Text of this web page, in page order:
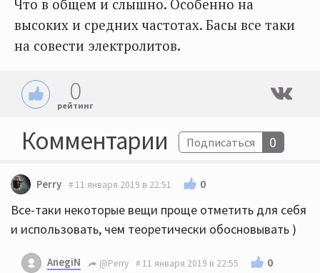
Что в общем и слышно. Особенно на
высоких и средних частотах. Басы все таки
на совести электролитов.
0
рейтинг
Комментарии Подписаться 0
Perry 11 января 2019 в 22:51 0
Все-таки некоторые вещи проще отметить для себя
и использовать, чем теоретически обосновывать )
AnegiN @Perry 11 января 2019 в 22:55 0